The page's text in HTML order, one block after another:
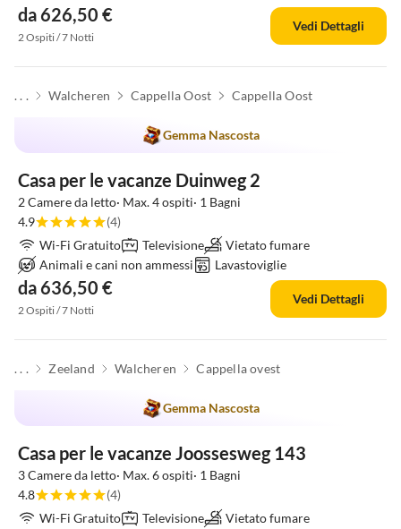
da 626,50 €
2 Ospiti / 7 Notti
Vedi Dettagli
. . . Walcheren Cappella Oost Cappella Oost
Gemma Nascosta
Casa per le vacanze Duinweg 2
2 Camere da letto· Max. 4 ospiti· 1 Bagni
4.9
(4)
Wi-Fi Gratuito
Televisione
Vietato fumare
Animali e cani non ammessi
Lavastoviglie
da 636,50 €
2 Ospiti / 7 Notti
Vedi Dettagli
. . . Zeeland Walcheren Cappella ovest
Gemma Nascosta
Casa per le vacanze Joossesweg 143
3 Camere da letto· Max. 6 ospiti· 1 Bagni
4.8
(4)
Wi-Fi Gratuito
Televisione
Vietato fumare